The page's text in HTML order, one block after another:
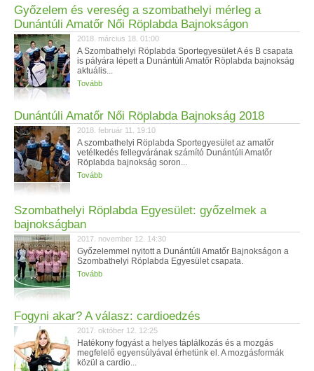
Győzelem és vereség a szombathelyi mérleg a
Dunántúli Amatőr Női Röplabda Bajnokságon
2018. március 18. 01:00
A Szombathelyi Röplabda Sportegyesület A és B csapata
is pályára lépett a Dunántúli Amatőr Röplabda bajnokság
aktuális...
Tovább
Dunántúli Amatőr Női Röplabda Bajnokság 2018
2018. február 11. 19:10
A szombathelyi Röplabda Sportegyesület az amatőr
vetélkedés fellegvárának számító Dunántúli Amatőr
Röplabda bajnokság soron...
Tovább
Szombathelyi Röplabda Egyesület: győzelmek a
bajnokságban
2017. november 12. 14:30
Győzelemmel nyitott a Dunántúli Amatőr Bajnokságon a
Szombathelyi Röplabda Egyesület csapata.
Tovább
Fogyni akar? A válasz: cardioedzés
2017. október 12. 12:25
Hatékony fogyást a helyes táplálkozás és a mozgás
megfelelő egyensúlyával érhetünk el. A mozgásformák
közül a cardio...